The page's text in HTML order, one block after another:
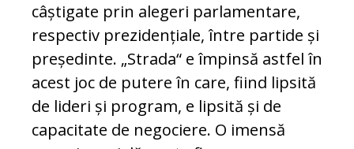
câștigate prin alegeri par­lamentare,
respectiv prezidențiale, între partide și
președinte. „Strada“ e împinsă astfel în
acest joc de putere în care, fiind lipsită
de lideri și program, e lipsită și de
capacitate de negociere. O imensă